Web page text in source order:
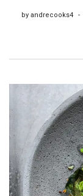
by andrecooks4 -